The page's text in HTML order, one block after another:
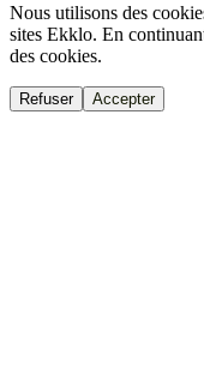
Nous utilisons des
sites Ekklo. En
des cookies.
Refuser Accepter